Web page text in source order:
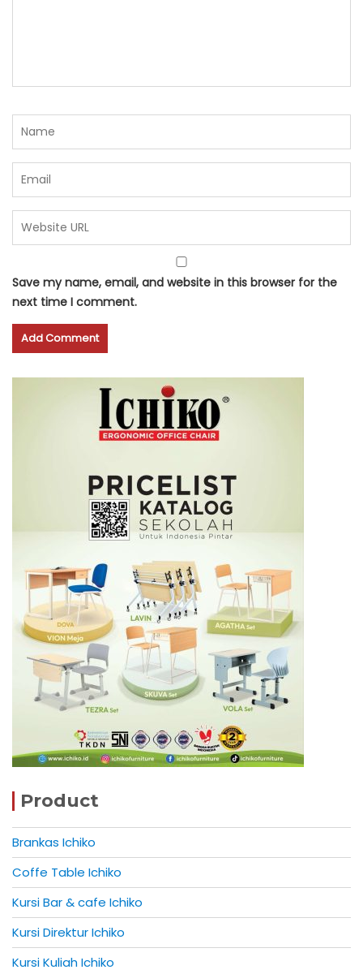
Save my name, email, and website in this browser for the
next time I comment.
Product
Brankas Ichiko
Coffe Table Ichiko
Kursi Bar & cafe Ichiko
Kursi Direktur Ichiko
Kursi Kuliah Ichiko